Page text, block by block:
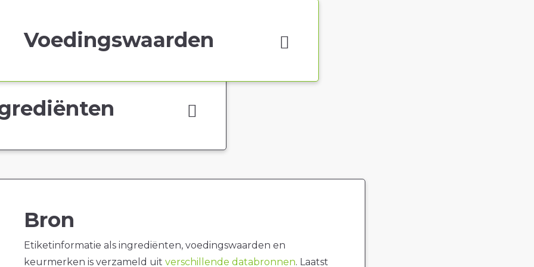
Voedingswaarden
Bron
Etiketinformatie als ingrediënten, voedingswaarden en
keurmerken is verzameld uit verschillende databronnen. Laatst